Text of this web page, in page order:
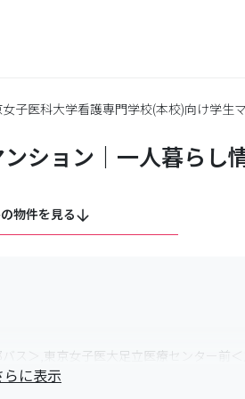
子医科大学看護専門学校(本校)向け学生
ション｜一人暮らし
物件を見る
＞,東京女子医大足立医療センター前
らに表示